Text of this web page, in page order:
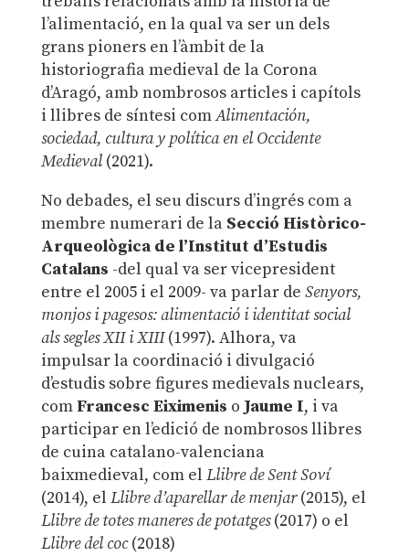
l’alimentació, en la qual va ser un dels
grans pioners en l’àmbit de la
historiografia medieval de la Corona
d’Aragó, amb nombrosos articles i capítols
i llibres de síntesi comAlimentación,
sociedad, cultura y política en el Occidente
Medieval(2021).
No debades, el seu discurs d’ingrés com a
membre numerari de la Secció Històrico-
Arqueològica de l’Institut d’Estudis
Catalans -del qual va ser vicepresident
entre el 2005 i el 2009- va parlar de Senyors,
monjos i pagesos: alimentació i identitat social
als segles XII i XIII(1997). Alhora, va
impulsar la coordinació i divulgació
d’estudis sobre figures medievals nuclears,
com Francesc Eiximenis o Jaume I, i va
participar en l’edició de nombrosos llibres
de cuina catalano-valenciana
baixmedieval, com el Llibre de Sent Soví
(2014), el Llibre d’aparellar de menjar(2015), el
Llibre de totes maneres de potatges(2017) o el
Llibre del coc(2018)